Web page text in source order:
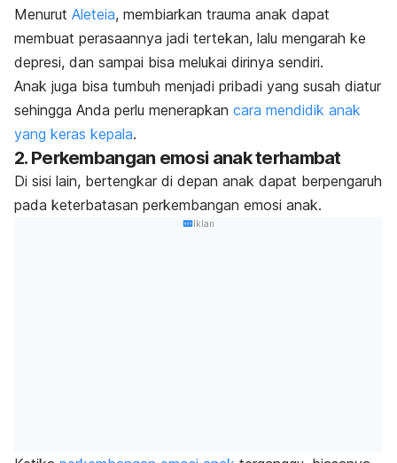
Menurut Aleteia, membiarkan trauma anak dapat
membuat perasaannya jadi tertekan, lalu mengarah ke
depresi, dan sampai bisa melukai dirinya sendiri.
Anak juga bisa tumbuh menjadi pribadi yang susah diatur
sehingga Anda perlu menerapkan cara mendidik anak
yang keras kepala.
2. Perkembangan emosi anak terhambat
Di sisi lain, bertengkar di depan anak dapat berpengaruh
pada keterbatasan perkembangan emosi anak.
Iklan